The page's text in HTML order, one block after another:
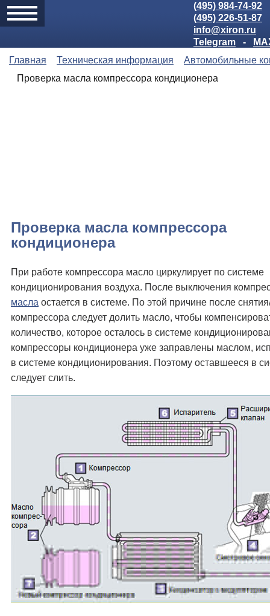
(495) 984-74-92
(495) 226-51-87
info@xiron.ru
Telegram
-
Главная
Техническая информация
Автомобильные
Проверка масла компрессора кондиционера
Проверка масла компрессора
кондиционера
При работе компрессора масло циркулирует по системе
кондиционирования воздуха. После выключения
масла остается в системе. По этой причине после
компрессора следует долить масло, чтобы
количество, которое осталось в системе
компрессоры кондиционера уже заправлены маслом,
в системе кондиционирования. Поэтому оставшееся в
следует слить.